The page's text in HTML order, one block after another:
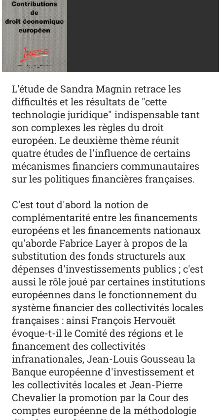
L'étude de Sandra Magnin retrace les
difficultés et les résultats de "cette
technologie juridique" indispensable tant
son complexes les règles du droit
européen. Le deuxième thème réunit
quatre études de l'influence de certains
mécanismes financiers communautaires
sur les politiques financières françaises.
C'est tout d'abord la notion de
complémentarité entre les financements
européens et les financements nationaux
qu'aborde Fabrice Layer à propos de la
substitution des fonds structurels aux
dépenses d'investissements publics ; c'est
aussi le rôle joué par certaines institutions
européennes dans le fonctionnement du
système financier des collectivités locales
françaises : ainsi François Hervouët
évoque-t-il le Comité des régions et le
financement des collectivités
infranationales, Jean-Louis Gousseau la
Banque européenne d'investissement et
les collectivités locales et Jean-Pierre
Chevalier la promotion par la Cour des
comptes européenne de la méthodologie